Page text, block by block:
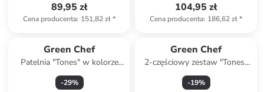
89,95 zł
Cena producenta: 151,82 zł*
104,95 zł
Cena producenta: 186,62 zł*
Green Chef
Patelnia "Tones" w kolorze
szarobrązowym - Ø 28 cm
-29%
Green Chef
2-częściowy zestaw "Tones"
w kolorze błękitnym - Ø 20
cm
-19%